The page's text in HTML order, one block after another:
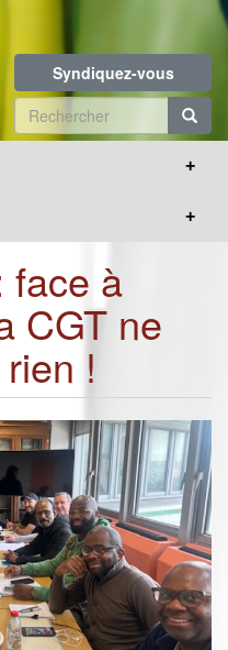
Syndiquez-vous
Formulaire
de
face à
CGT ne
!